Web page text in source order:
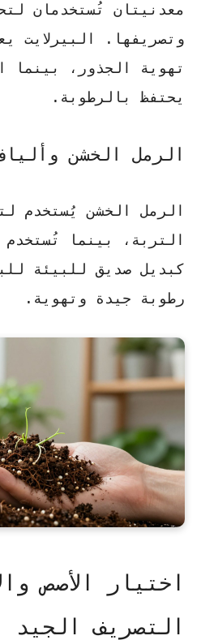
معدنيتان تُستخدمان
وتصريفها.
البيرلايت
تهوية الجذور، بينما
يحتفظ بالرطوبة.
الرمل الخشن
الرمل الخشن يُستخدم
التربة، بينما
كبديل صديق للبيئة
رطوبة جيدة وتهوية.
اختيار الأصص
التصريف الجيد